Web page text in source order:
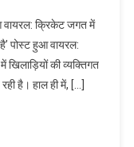
वायरल: क्रिकेट जगत में
पोस्ट हुआ वायरल:
की व्यक्तिगत
है। हाल ही में, […]